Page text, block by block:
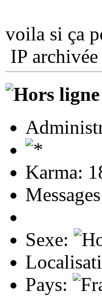
voila si ça
IP archivée
Karma:
Sexe:
Pays: